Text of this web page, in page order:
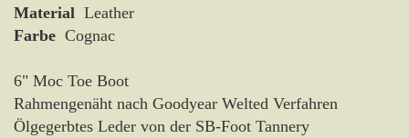
Material Leather
Farbe Cognac
6" Moc Toe Boot
Rahmengenäht nach Goodyear Welted Verfahren
Ölgegerbtes Leder von der SB-Foot Tannery